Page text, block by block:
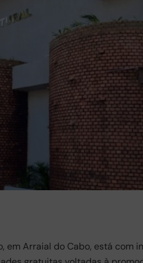
em Arraial do Cabo, está com